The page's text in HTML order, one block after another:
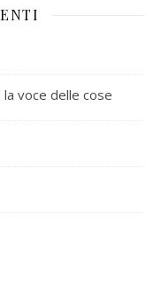
voce delle cose